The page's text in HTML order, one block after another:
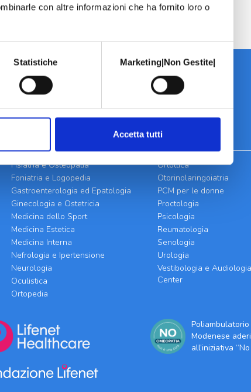
con altre informazioni che ha fornito loro o
Statistiche Marketing|Non Gestite|
Accetta tutti
Fisiatria e Osteopatia
Foniatria e Logopedia
Gastroenterologia ed Epatologia
Ginecologia e Ostetricia
Medicina dello Sport
Medicina Estetica
Medicina Interna
Nefrologia e Ipertensione
Neurologia
Oculistica
Ortopedia
Ortottica
Otorinolaringoiatria
PCM per le donne
Proctologia
Psicologia
Reumatologia
Senologia
Urologia
Vestibologia e
Center
Modenese
all’iniziativa